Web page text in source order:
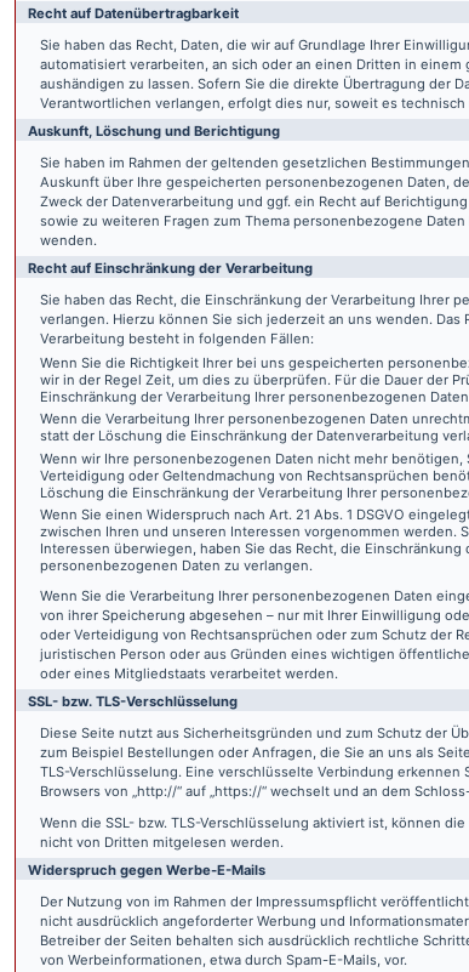
Recht auf Daten­übertrag­barkeit
Sie haben das Recht, Daten, die wir auf Grundlage Ihrer
automatisiert verarbeiten, an sich oder an einen Dritten in einem
aushändigen zu lassen. Sofern Sie die direkte Übertragung der
Verantwortlichen verlangen, erfolgt dies nur, soweit es technisch
Auskunft, Löschung und Berichtigung
Sie haben im Rahmen der geltenden gesetzlichen
Auskunft über Ihre gespeicherten personenbezogenen Daten,
Zweck der Datenverarbeitung und ggf. ein Recht auf
sowie zu weiteren Fragen zum Thema personenbezogene
wenden.
Recht auf Einschränkung der Verarbeitung
Sie haben das Recht, die Einschränkung der Verarbeitung Ihrer
verlangen. Hierzu können Sie sich jederzeit an uns wenden. Das
Verarbeitung besteht in folgenden Fällen:
Wenn Sie die Richtigkeit Ihrer bei uns gespeicherten
wir in der Regel Zeit, um dies zu überprüfen. Für die Dauer der
Einschränkung der Verarbeitung Ihrer personenbezogenen
Wenn die Verarbeitung Ihrer personenbezogenen Daten
statt der Löschung die Einschränkung der Datenverarbeitung
Wenn wir Ihre personenbezogenen Daten nicht mehr benötigen,
Verteidigung oder Geltendmachung von Rechtsansprüchen
Löschung die Einschränkung der Verarbeitung Ihrer
Wenn Sie einen Widerspruch nach Art. 21 Abs. 1 DSGVO
zwischen Ihren und unseren Interessen vorgenommen werden.
Interessen überwiegen, haben Sie das Recht, die Einschränkung
personenbezogenen Daten zu verlangen.
Wenn Sie die Verarbeitung Ihrer personenbezogenen Daten
von ihrer Speicherung abgesehen – nur mit Ihrer Einwilligung
oder Verteidigung von Rechtsansprüchen oder zum Schutz der
juristischen Person oder aus Gründen eines wichtigen
oder eines Mitgliedstaats verarbeitet werden.
SSL- bzw. TLS-Verschlüsselung
Diese Seite nutzt aus Sicherheitsgründen und zum Schutz der
zum Beispiel Bestellungen oder Anfragen, die Sie an uns als
TLS-Verschlüsselung. Eine verschlüsselte Verbindung erkennen
Browsers von „http://“ auf „https://“ wechselt und an dem
Wenn die SSL- bzw. TLS-Verschlüsselung aktiviert ist, können
nicht von Dritten mitgelesen werden.
Widerspruch gegen Werbe-E-Mails
Der Nutzung von im Rahmen der Impressumspflicht
nicht ausdrücklich angeforderter Werbung und
Betreiber der Seiten behalten sich ausdrücklich rechtliche
von Werbeinformationen, etwa durch Spam-E-Mails, vor.